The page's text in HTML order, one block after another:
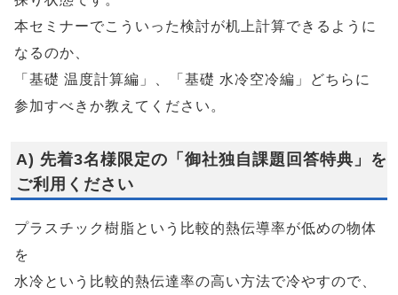
本セミナーでこういった検討が机上計算できるように
なるのか、
「基礎 温度計算編」、「基礎 水冷空冷編」どちらに
参加すべきか教えてください。
A) 先着3名様限定の「御社独自課題回答特典」を
ご利用ください
プラスチック樹脂という比較的熱伝導率が低めの物体
を
水冷という比較的熱伝達率の高い方法で冷やすので、